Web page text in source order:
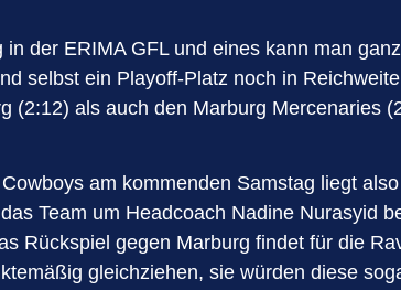
der ERIMA GFL und eines kann man
selbst ein Playoff-Platz noch in
(2:12) als auch den Marburg Mercenaries
am kommenden Samstag liegt
Team um Headcoach Nadine Nurasyid
Rückspiel gegen Marburg findet für die
gleichziehen, sie würden diese